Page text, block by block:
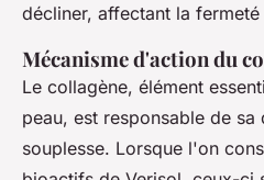
décliner, affectant la
Mécanisme d'action du
Le collagène, élément
peau, est responsable de sa
souplesse. Lorsque l'on